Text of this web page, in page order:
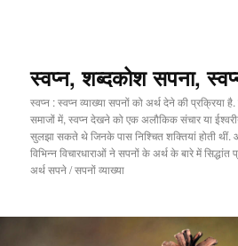
स्वप्न, शब्दकोश सपना,
स्वप्न : स्वप्न व्याख्या सपनों को अर्थ देने की प्रक्रिया
समाजों में, स्वप्न देखने को एक अलौकिक संचार या
सुलझा सकते थे जिनके पास निश्चित शक्तियां होती थीं.
विभिन्न विचारधाराओं ने सपनों के अर्थ के बारे में
अर्थ सपने / सपनों व्याख्या